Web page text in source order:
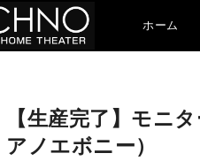
ホーム
【生産完了】モニ
アノエボニー）